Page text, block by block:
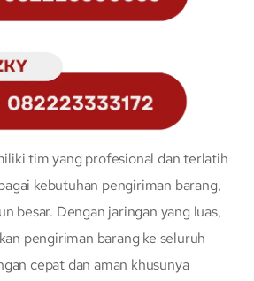
tim yang profesional dan terlatih
kebutuhan pengiriman barang,
besar. Dengan jaringan yang luas,
pengiriman barang ke seluruh
cepat dan aman khusunya